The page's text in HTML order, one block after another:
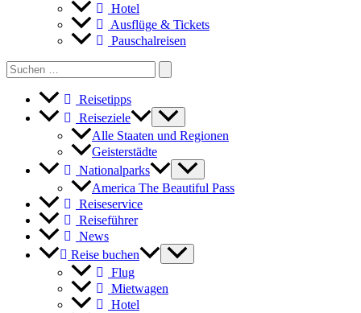
Hotel
Ausflüge & Tickets
Pauschalreisen
Search
for:
Reisetipps
Reiseziele
Alle Staaten und Regionen
Geisterstädte
Nationalparks
America The Beautiful Pass
Reiseservice
Reiseführer
News
Reise buchen
Flug
Mietwagen
Hotel